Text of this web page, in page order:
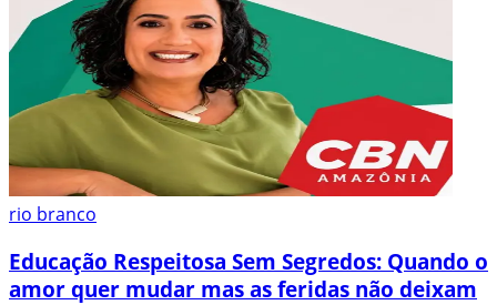
rio branco
Educação Respeitosa Sem Segredos: Quando o
amor quer mudar mas as feridas não deixam